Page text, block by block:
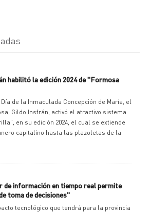
habilitó la edición 2024 de "Formosa
de la Inmaculada Concepción de María, el
Gildo Insfrán, activó el atractivo sistema
en su edición 2024, el cual se extiende
capitalino hasta las plazoletas de la
de información en tiempo real permite
toma de decisiones"
tecnológico que tendrá para la provincia